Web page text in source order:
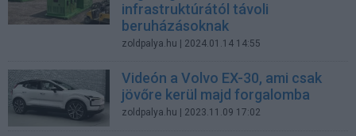
infrastruktúrától távoli
beruházásoknak
zoldpalya.hu | 2024.01.14 14:55
Videón a Volvo EX-30, ami csak
jövőre kerül majd forgalomba
zoldpalya.hu | 2023.11.09 17:02